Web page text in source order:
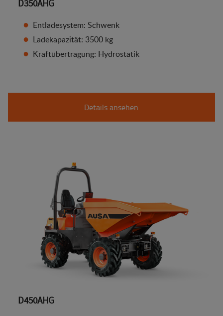
D350AHG
Entladesystem: Schwenk
Ladekapazität: 3500 kg
Kraftübertragung: Hydrostatik
Details ansehen
D450AHG